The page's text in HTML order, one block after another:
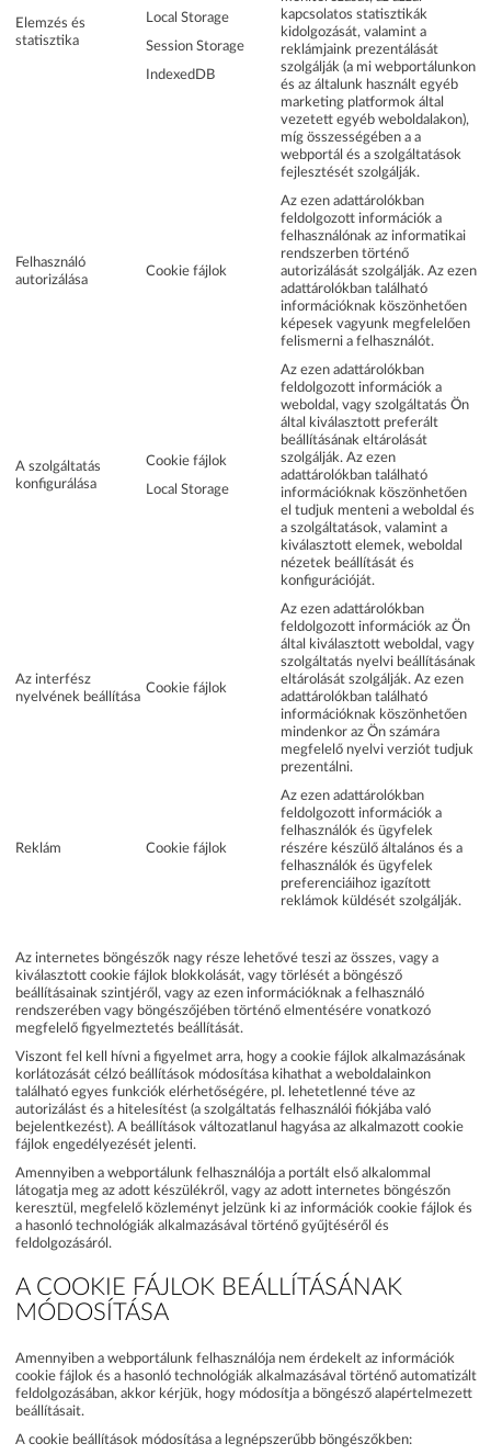
Elemzés és
statisztika
Local Storage
Session Storage
IndexedDB
kapcsolatos statisztikák
kidolgozását, valamint a
reklámjaink prezentálását
szolgálják (a mi webportálunkon
és az általunk használt egyéb
marketing platformok által
vezetett egyéb weboldalakon),
míg összességében a a
webportál és a szolgáltatások
fejlesztését szolgálják.
Felhasználó
autorizálása
Cookie fájlok
Az ezen adattárolókban
feldolgozott információk a
felhasználónak az informatikai
rendszerben történő
autorizálását szolgálják. Az ezen
adattárolókban található
információknak köszönhetően
képesek vagyunk megfelelően
felismerni a felhasználót.
A szolgáltatás
konfigurálása
Cookie fájlok
Local Storage
Az ezen adattárolókban
feldolgozott információk a
weboldal, vagy szolgáltatás Ön
által kiválasztott preferált
beállításának eltárolását
szolgálják. Az ezen
adattárolókban található
információknak köszönhetően
el tudjuk menteni a weboldal és
a szolgáltatások, valamint a
kiválasztott elemek, weboldal
nézetek beállítását és
konfigurációját.
Az interfész
nyelvének beállítása
Cookie fájlok
Az ezen adattárolókban
feldolgozott információk az Ön
által kiválasztott weboldal, vagy
szolgáltatás nyelvi beállításának
eltárolását szolgálják. Az ezen
adattárolókban található
információknak köszönhetően
mindenkor az Ön számára
megfelelő nyelvi verziót tudjuk
prezentálni.
Reklám Cookie fájlok
Az ezen adattárolókban
feldolgozott információk a
felhasználók és ügyfelek
részére készülő általános és a
felhasználók és ügyfelek
preferenciáihoz igazított
reklámok küldését szolgálják.
Az internetes böngészők nagy része lehetővé teszi az összes, vagy a
kiválasztott cookie fájlok blokkolását, vagy törlését a böngésző
beállításainak szintjéről, vagy az ezen információknak a felhasználó
rendszerében vagy böngészőjében történő elmentésére vonatkozó
megfelelő figyelmeztetés beállítását.
Viszont fel kell hívni a figyelmet arra, hogy a cookie fájlok alkalmazásának
korlátozását célzó beállítások módosítása kihathat a weboldalainkon
található egyes funkciók elérhetőségére, pl. lehetetlenné téve az
autorizálást és a hitelesítést (a szolgáltatás felhasználói fiókjába való
bejelentkezést). A beállítások változatlanul hagyása az alkalmazott cookie
fájlok engedélyezését jelenti.
Amennyiben a webportálunk felhasználója a portált első alkalommal
látogatja meg az adott készülékről, vagy az adott internetes böngészőn
keresztül, megfelelő közleményt jelzünk ki az információk cookie fájlok és
a hasonló technológiák alkalmazásával történő gyűjtéséről és
feldolgozásáról.
A COOKIE FÁJLOK BEÁLLÍTÁSÁNAK
MÓDOSÍTÁSA
Amennyiben a webportálunk felhasználója nem érdekelt az információk
cookie fájlok és a hasonló technológiák alkalmazásával történő automatizált
feldolgozásában, akkor kérjük, hogy módosítja a böngésző alapértelmezett
beállításait.
A cookie beállítások módosítása a legnépszerűbb böngészőkben: